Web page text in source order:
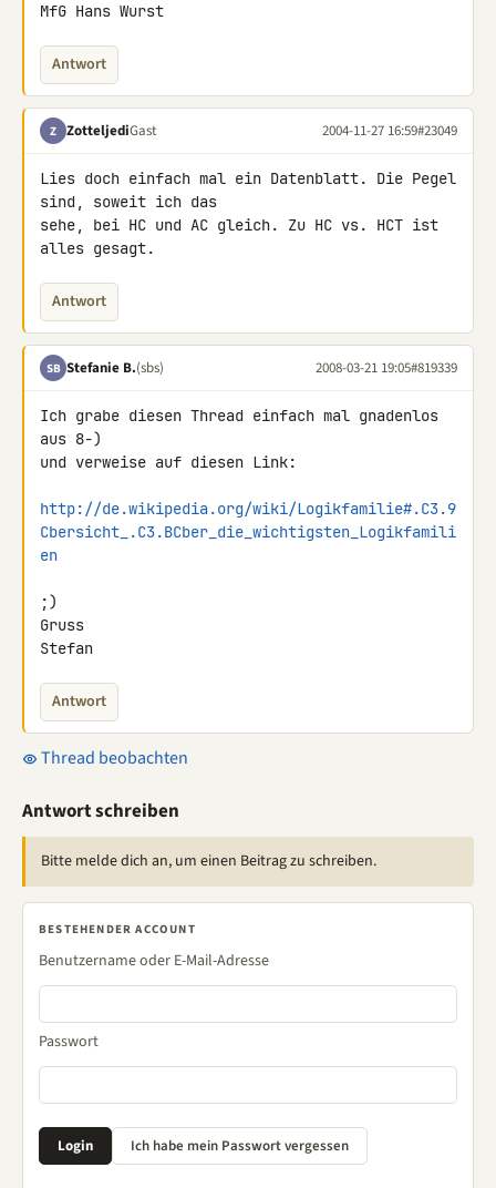
MfG Hans Wurst
Antwort
Z ZotteljediGast 2004-11-27 16:59#23049
Lies doch einfach mal ein Datenblatt. Die Pegel
sind, soweit ich das
sehe, bei HC und AC gleich. Zu HC vs. HCT ist
alles gesagt.
Antwort
SB Stefanie B.(sbs) 2008-03-21 19:05#819339
Ich grabe diesen Thread einfach mal gnadenlos
aus 8-)
und verweise auf diesen Link:
http://de.wikipedia.org/wiki/Logikfamilie#.C3.9
Cbersicht_.C3.BCber_die_wichtigsten_Logikfamili
en
;)
Gruss
Stefan
Antwort
Thread beobachten
Antwort schreiben
Bitte melde dich an, um einen Beitrag zu schreiben.
BESTEHENDER ACCOUNT
Benutzername oder E-Mail-Adresse
Passwort